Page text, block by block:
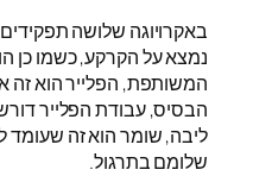
באקרויוגה שלושה
נמצא על הקרקע, כשמו כן
המשותפת, הפלייר הוא זה
הבסיס, עבודת הפלייר
ליבה, שומר הוא זה שעומד
שלומם בתרגול.